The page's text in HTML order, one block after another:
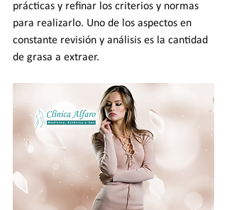
prácticas y refinar los criterios y normas
para realizarlo. Uno de los aspectos en
constante revisión y análisis es la cantidad
de grasa a extraer.